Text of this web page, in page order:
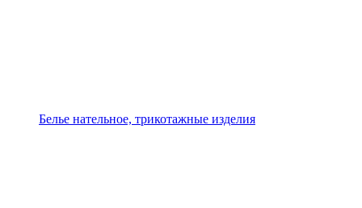
Белье нательное, трикотажные изделия